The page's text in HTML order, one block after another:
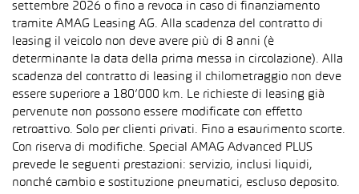
settembre 2026 o fino a revoca in caso di finanziamento
tramite AMAG Leasing AG. Alla scadenza del contratto di
leasing il veicolo non deve avere più di 8 anni (è
determinante la data della prima messa in circolazione). Alla
scadenza del contratto di leasing il chilometraggio non deve
essere superiore a 180’000 km. Le richieste di leasing già
pervenute non possono essere modificate con effetto
retroattivo. Solo per clienti privati. Fino a esaurimento scorte.
Con riserva di modifiche. Special AMAG Advanced PLUS
prevede le seguenti prestazioni: servizio, inclusi liquidi,
nonché cambio e sostituzione pneumatici, escluso deposito.